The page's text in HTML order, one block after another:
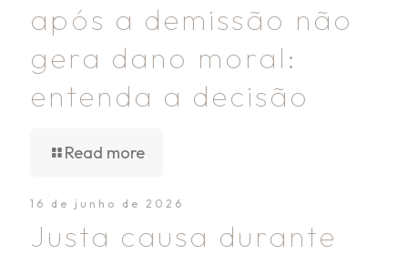
após a demissão não
gera dano moral:
entenda a decisão
Read more
16 de junho de 2026
Justa causa durante